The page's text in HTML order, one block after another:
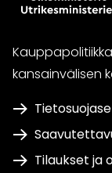
kansainvälisen
Tilaukset ja